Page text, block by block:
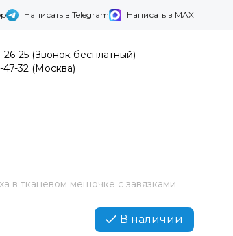
Написать в Telegram Написать в MAX
25 (Звонок бесплатный)
32 (Москва)
в тканевом мешочке с завязками
В наличии